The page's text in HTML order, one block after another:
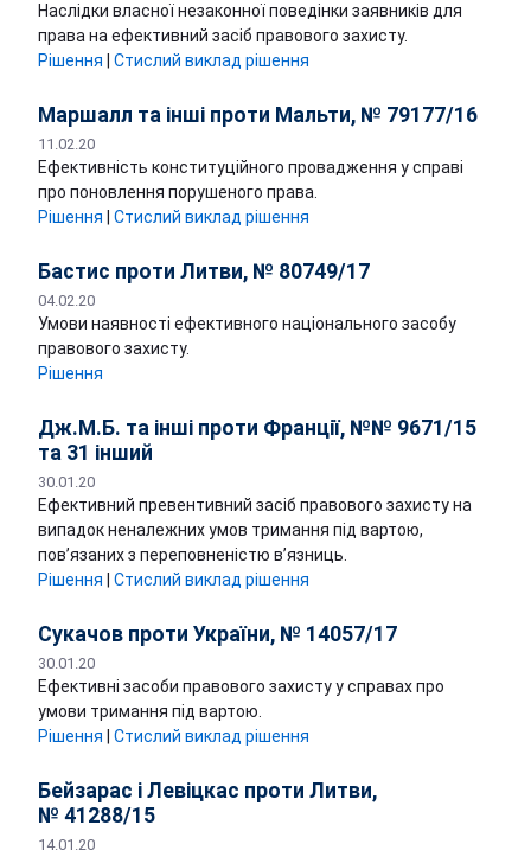
Наслідки власної незаконної поведінки заявників для
права на ефективний засіб правового захисту.
Рішення
Стислий виклад рішення
Маршалл та інші проти Мальти, № 79177/16
11.02.20
Ефективність конституційного провадження у справі
про поновлення порушеного права.
Рішення
Стислий виклад рішення
Бастис проти Литви, № 80749/17
04.02.20
Умови наявності ефективного національного засобу
правового захисту.
Рішення
Дж.М.Б. та інші проти Франції, №№ 9671/15
та 31 інший
30.01.20
Ефективний превентивний засіб правового захисту на
випадок неналежних умов тримання під вартою,
пов’язаних з переповненістю в’язниць.
Рішення
Стислий виклад рішення
Сукачов проти України, № 14057/17
30.01.20
Ефективні засоби правового захисту у справах про
умови тримання під вартою.
Рішення
Стислий виклад рішення
Бейзарас і Левіцкас проти Литви,
№ 41288/15
14.01.20